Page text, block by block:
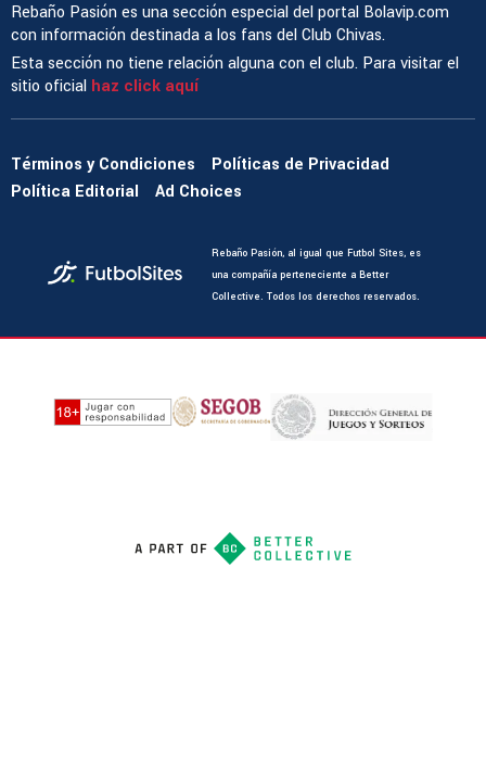
Rebaño Pasión es una sección especial del portal Bolavip.com
con información destinada a los fans del Club Chivas.
Esta sección no tiene relación alguna con el club. Para visitar el
sitio oficial haz click aquí
Términos y Condiciones
Políticas de Privacidad
Política Editorial
Ad Choices
Rebaño Pasión, al igual que Futbol Sites, es
una compañía perteneciente a Better
Collective. Todos los derechos reservados.